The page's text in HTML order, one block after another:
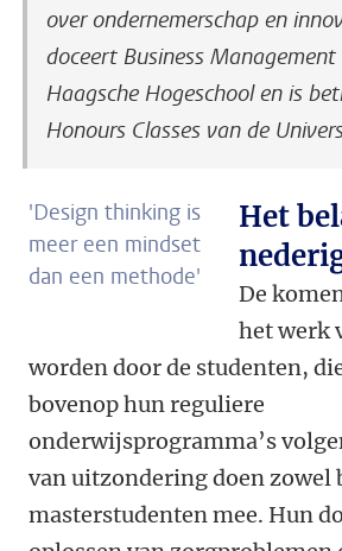
over ondernemerschap en
doceert Business
Haagsche Hogeschool en is
Honours Classes van de
'Design thinking is
meer een mindset
dan een methode'
Het
De
het werk
worden door de studenten,
bovenop hun reguliere
onderwijsprogramma’s
van uitzondering doen zowel
masterstudenten mee. Hun